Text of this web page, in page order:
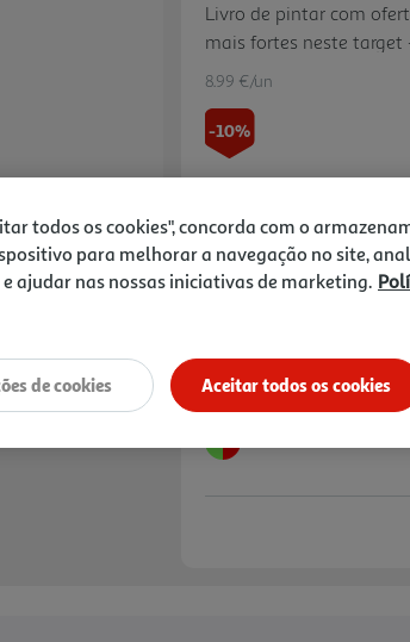
Livro de pintar com
mais fortes neste target
pega para levar o livro
8.99 €/un
-10%
8,99 €
Notas de preparação
todos os cookies", concorda com o
para melhorar a navegação no site,
ajudar nas nossas iniciativas de marketing.
Aceitar todos os cookies
de cookies